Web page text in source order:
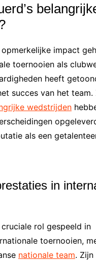
impact
toernooien als
heeft
succes van het team.
wedstrijden
als een
in
rol gespeeld in
toernooien,
nationale team. Zijn